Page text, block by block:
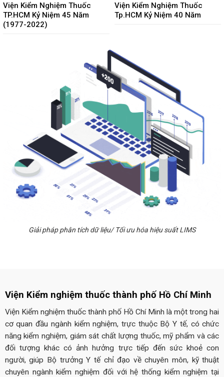
Viện Kiểm Nghiệm Thuốc
TP.HCM Kỷ Niệm 45 Năm
(1977-2022)
Viện Kiểm Nghiệm Thuốc
Tp.HCM Kỷ Niệm 40 Năm
Giải pháp phân tích dữ liệu/ Tối ưu hóa hiệu suất LIMS
Viện Kiểm nghiệm thuốc thành phố Hồ Chí Minh
Viện Kiểm nghiệm thuốc thành phố Hồ Chí Minh là một trong hai
cơ quan đầu ngành kiểm nghiệm, trực thuộc Bộ Y tế, có chức
năng kiểm nghiệm, giám sát chất lượng thuốc, mỹ phẩm và các
đối tượng khác có ảnh hưởng trực tiếp đến sức khoẻ con
người, giúp Bộ trưởng Y tế chỉ đạo về chuyên môn, kỹ thuật
chuyên ngành kiểm nghiệm đối với hệ thống kiểm nghiệm tại